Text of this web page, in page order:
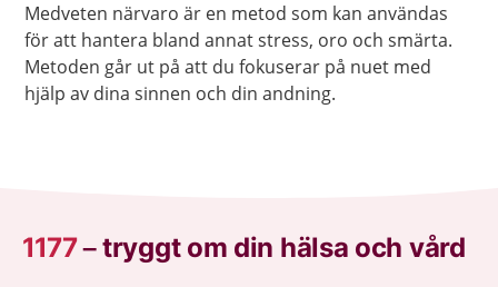
Medveten närvaro är en metod som kan användas
för att hantera bland annat stress, oro och smärta.
Metoden går ut på att du fokuserar på nuet med
hjälp av dina sinnen och din andning.
1177–tryggt om din hälsa och vård